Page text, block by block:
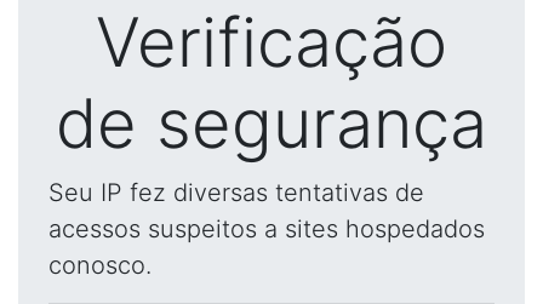
Verificação
de segurança
Seu IP fez diversas tentativas de
acessos suspeitos a sites hospedados
conosco.